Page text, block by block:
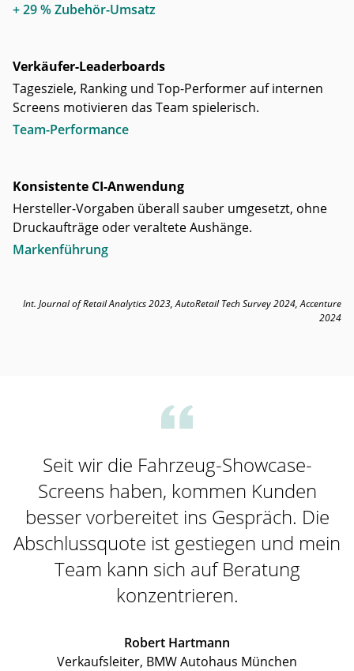
+ 29 % Zubehör-Umsatz
Verkäufer-Leaderboards
Tagesziele, Ranking und Top-Performer auf internen
Screens motivieren das Team spielerisch.
Team-Performance
Konsistente CI-Anwendung
Hersteller-Vorgaben überall sauber umgesetzt, ohne
Druckaufträge oder veraltete Aushänge.
Markenführung
Int. Journal of Retail Analytics 2023, AutoRetail Tech Survey 2024, Accenture
2024
Seit wir die Fahrzeug-Showcase-
Screens haben, kommen Kunden
besser vorbereitet ins Gespräch. Die
Abschlussquote ist gestiegen und mein
Team kann sich auf Beratung
konzentrieren.
Robert Hartmann
Verkaufsleiter, BMW Autohaus München